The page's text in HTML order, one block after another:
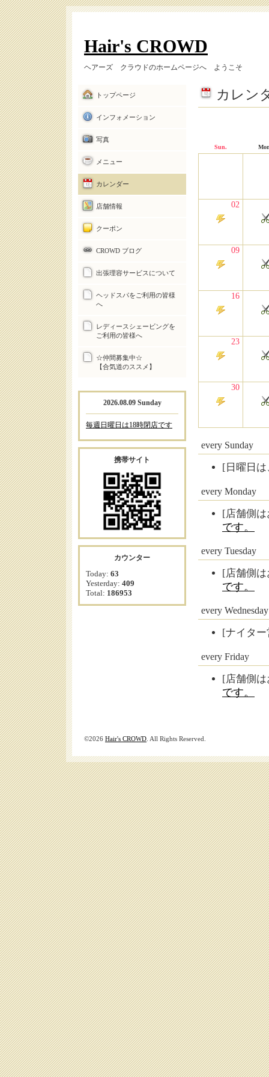
Hair's CROWD
ヘアーズ クラウドのホームページへ ようこそ
カレン
Sun.
02
09
16
23
30
every Sunday
[日曜日
every Monday
[店舗側
です。
every Tuesday
[店舗側
です。
every Wednesday
[ナイタ
every Friday
[店舗側
です。
トップページ
インフォメーション
写真
メニュー
カレンダー
店舗情報
クーポン
CROWD ブログ
出張理容サービスについて
ヘッドスパをご利用の皆様
へ
レディースシェービングを
ご利用の皆様へ
☆仲間募集中☆
【合気道のススメ】
2026.08.09 Sunday
毎週日曜日は18時閉店です
携帯サイト
カウンター
Today: 63
Yesterday: 409
Total: 186953
©2026 Hair's CROWD . All Rights Reserved.